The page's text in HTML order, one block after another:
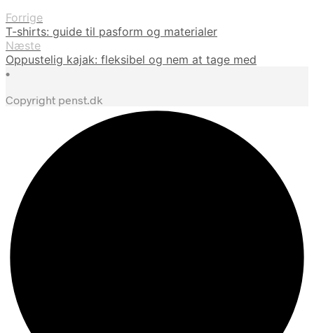
Forrige
T-shirts: guide til pasform og materialer
Næste
Oppustelig kajak: fleksibel og nem at tage med
•
Copyright penst.dk